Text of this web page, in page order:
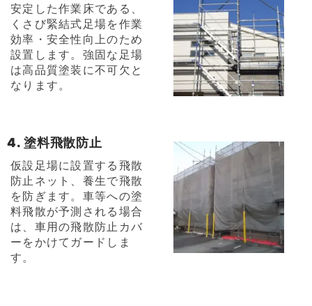
安定した作業床である、
くさび緊結式足場を作業
効率・安全性向上のため
設置します。強固な足場
は高品質塗装に不可欠と
なります。
4. 塗料飛散防止
仮設足場に設置する飛散
防止ネット、養生で飛散
を防ぎます。車等への塗
料飛散が予測される場合
は、車用の飛散防止カバ
ーをかけてガードしま
す。